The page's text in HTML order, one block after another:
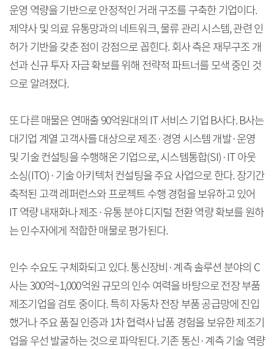
운영 역량을 기반으로 안정적인 거래 구조를 구축한 기업이다.
제약사 및 의료 유통망과의 네트워크, 물류 관리 시스템, 관련 인
허가 기반을 갖춘 점이 강점으로 꼽힌다. 회사 측은 재무구조 개
선과 신규 투자 자금 확보를 위해 전략적 파트너를 모색 중인 것
으로 알려졌다.
또 다른 매물은 연매출 90억원대의 IT 서비스 기업 B사다. B사는
대기업 계열 고객사를 대상으로 제조·경영 시스템 개발·운영
및 기술 컨설팅을 수행해온 기업으로, 시스템통합(SI)·IT 아웃
소싱(ITO)·기술 아키텍처 컨설팅을 주요 사업으로 한다. 장기간
축적된 고객 레퍼런스와 프로젝트 수행 경험을 보유하고 있어
IT 역량 내재화나 제조·유통 분야 디지털 전환 역량 확보를 원하
는 인수자에게 적합한 매물로 평가된다.
인수 수요도 구체화되고 있다. 통신장비·계측 솔루션 분야의 C
사는 300억~1,000억원 규모의 인수 여력을 바탕으로 전장 부품
제조기업을 검토 중이다. 특히 자동차 전장 부품 공급망에 진입
했거나 주요 품질 인증과 1차 협력사 납품 경험을 보유한 제조기
업을 우선 발굴하는 것으로 파악된다. 기존 통신·계측 기술 역량